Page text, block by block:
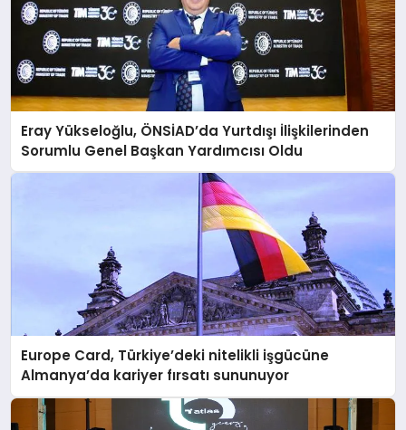
Eray Yükseloğlu, ÖNSİAD’da Yurtdışı İlişkilerinden
Sorumlu Genel Başkan Yardımcısı Oldu
Europe Card, Türkiye’deki nitelikli işgücüne
Almanya’da kariyer fırsatı sununuyor